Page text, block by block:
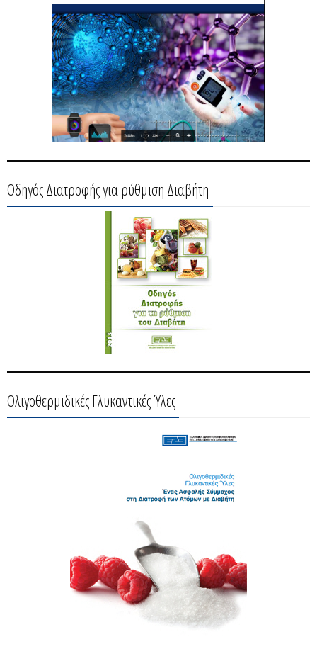
Οδηγός Διατροφής για ρύθμιση Διαβήτη
Ολιγοθερμιδικές Γλυκαντικές Ύλες